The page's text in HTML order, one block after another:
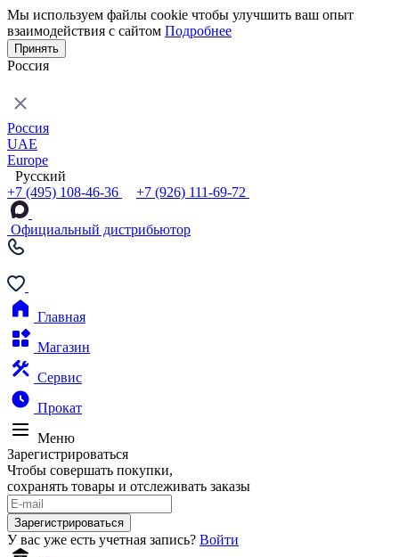
Мы используем файлы cookie чтобы улучшить ваш опыт
взаимодействия с сайтом Подробнее
Принять
Россия
Россия
UAE
Europe
Русский
+7 (495) 108-46-36
+7 (926) 111-69-72
Официальный дистрибьютор
Главная
Магазин
Сервис
Прокат
Меню
Зарегистрироваться
Чтобы совершать покупки,
сохранять товары и отслеживать заказы
Зарегистрироваться
У вас уже есть учетная запись? Войти